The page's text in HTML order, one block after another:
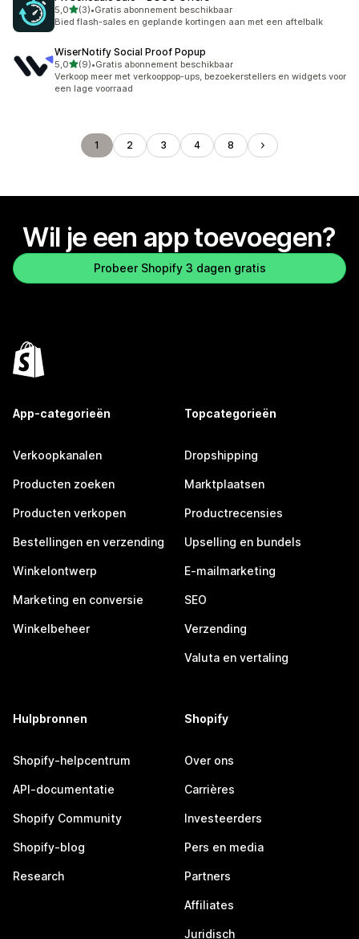
5,0van 5 sterren
(3)
3 recensies in totaal
•Gratis abonnement beschikbaar
Bied flash-sales en geplande kortingen aan met een aftelbalk
WiserNotify Social Proof Popup
5,0van 5 sterren
(9)
9 recensies in totaal
•Gratis abonnement beschikbaar
Verkoop meer met verkooppop-ups, bezoekerstellers en widgets voor
een lage voorraad
1 2 3 4 8
Wil je een app toevoegen?
Probeer Shopify 3 dagen gratis
App-categorieën
Verkoopkanalen
Producten zoeken
Producten verkopen
Bestellingen en verzending
Winkelontwerp
Marketing en conversie
Winkelbeheer
Topcategorieën
Dropshipping
Marktplaatsen
Productrecensies
Upselling en bundels
E-mailmarketing
SEO
Verzending
Valuta en vertaling
Hulpbronnen
Shopify-helpcentrum
API-documentatie
Shopify Community
Shopify-blog
Research
Shopify
Over ons
Carrières
Investeerders
Pers en media
Partners
Affiliates
Juridisch